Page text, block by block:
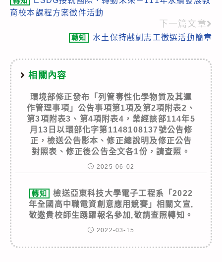
more
育校本課程方案徵件活動
下一篇文章
轉知 水土保持戲劇志工徵選活動簡章
相關內容
環境部修正發布「列管毒性化學物質及其運
作管理事項」公告事項第1項及第2項附表2、
第3項附表3、第4項附表4，業經該部114年5
月13日以環部化字第1148108137號公告修
正，檢送公告影本、修正總說明及修正公告
對照表、修正後公告全文各1份，請查照。
2025-06-02
轉知
檢送亞東科技大學電子工程系「2022
年全國高中職電資創意應用競賽」相關文宣,
敬邀貴校師生踴躍報名參加,敬請查照轉知。
2022-03-15